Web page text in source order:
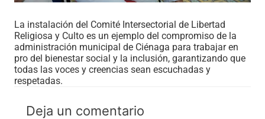
La instalación del Comité Intersectorial de Libertad
Religiosa y Culto es un ejemplo del compromiso de la
administración municipal de Ciénaga para trabajar en
pro del bienestar social y la inclusión, garantizando que
todas las voces y creencias sean escuchadas y
respetadas.
Deja un comentario